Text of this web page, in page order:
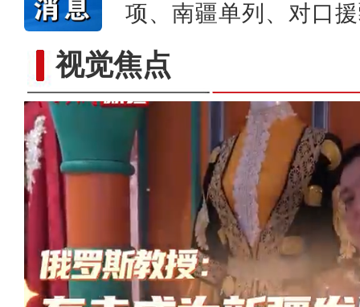
项、南疆单列、对口
视觉焦点